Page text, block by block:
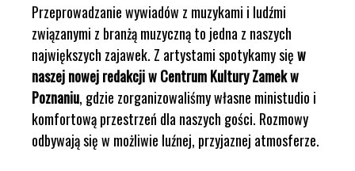
Przeprowadzanie wywiadów z muzykami i ludźmi
związanymi z branżą muzyczną to jedna z naszych
największych zajawek. Z artystami spotykamy sięw
naszej nowej redakcji w Centrum Kultury Zamek w
Poznaniu, gdzie zorganizowaliśmy własne ministudio i
komfortową przestrzeń dla naszych gości. Rozmowy
odbywają się w możliwie luźnej, przyjaznej atmosferze.